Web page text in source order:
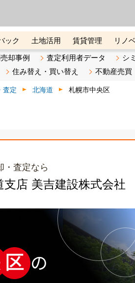
ック 土地活用 賃貸管理 リノ
イン講座 リビンマガジンBiz 不
却事例 査定利用者データ
シ
住み替え・買い替え 不動産売買
査定 北海道 札幌市中央区
・査定なら
店 美吉建設株式会社